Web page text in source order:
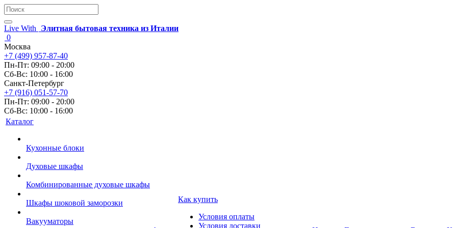
Live With
Элитная бытовая техника из Италии
0
Москва
+7 (499) 957-87-40
Пн-Пт: 09:00 - 20:00
Сб-Вс: 10:00 - 16:00
Санкт-Петербург
+7 (916) 051-57-70
Пн-Пт: 09:00 - 20:00
Сб-Вс: 10:00 - 16:00
Каталог
Кухонные блоки
Духовые шкафы
Комбинированные духовые шкафы
Шкафы шоковой заморозки
Вакууматоры
Как купить
Условия оплаты
Условия доставки